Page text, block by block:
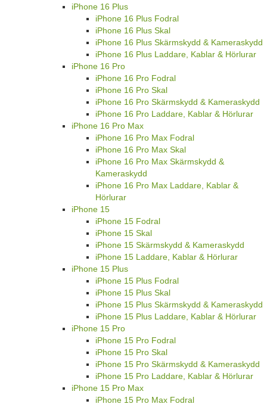
iPhone 16 Plus
iPhone 16 Plus Fodral
iPhone 16 Plus Skal
iPhone 16 Plus Skärmskydd & Kameraskydd
iPhone 16 Plus Laddare, Kablar & Hörlurar
iPhone 16 Pro
iPhone 16 Pro Fodral
iPhone 16 Pro Skal
iPhone 16 Pro Skärmskydd & Kameraskydd
iPhone 16 Pro Laddare, Kablar & Hörlurar
iPhone 16 Pro Max
iPhone 16 Pro Max Fodral
iPhone 16 Pro Max Skal
iPhone 16 Pro Max Skärmskydd &
Kameraskydd
iPhone 16 Pro Max Laddare, Kablar &
Hörlurar
iPhone 15
iPhone 15 Fodral
iPhone 15 Skal
iPhone 15 Skärmskydd & Kameraskydd
iPhone 15 Laddare, Kablar & Hörlurar
iPhone 15 Plus
iPhone 15 Plus Fodral
iPhone 15 Plus Skal
iPhone 15 Plus Skärmskydd & Kameraskydd
iPhone 15 Plus Laddare, Kablar & Hörlurar
iPhone 15 Pro
iPhone 15 Pro Fodral
iPhone 15 Pro Skal
iPhone 15 Pro Skärmskydd & Kameraskydd
iPhone 15 Pro Laddare, Kablar & Hörlurar
iPhone 15 Pro Max
iPhone 15 Pro Max Fodral